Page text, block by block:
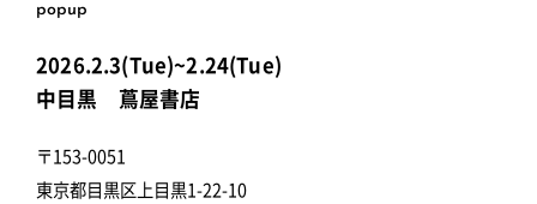
popup
2026.2.3(Tue)~2.24(Tue)
中目黒 蔦屋書店
〒153-0051
東京都目黒区上目黒1-22-10